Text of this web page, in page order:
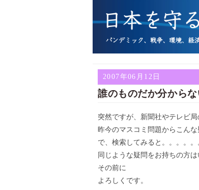
2007年06月12日
誰のものだか分から
突然ですが、新聞社やテレビ
昨今のマスコミ問題からこんな
で、検索してみると。。。。。
同じような疑問をお持ちの方
その前に
よろしくです。